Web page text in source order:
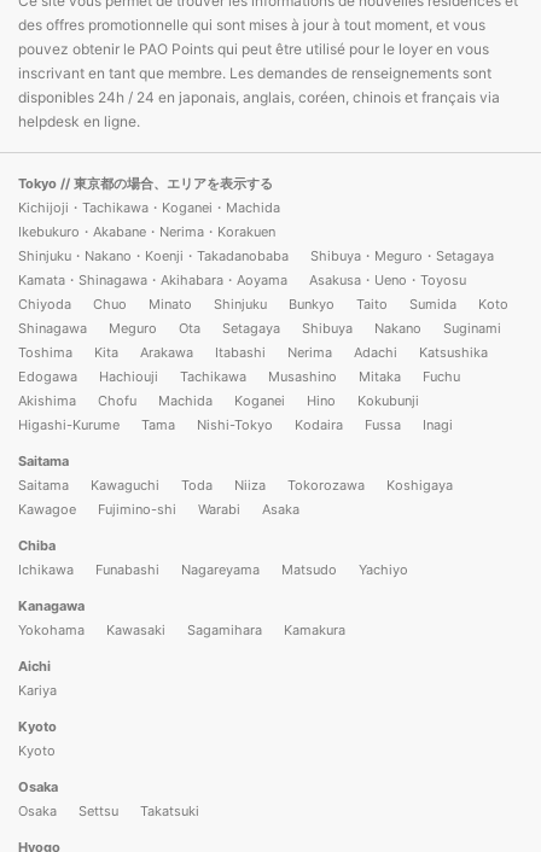
des offres promotionnelle qui sont mises à jour à tout moment, et vous
pouvez obtenir le PAO Points qui peut être utilisé pour le loyer en vous
inscrivant en tant que membre. Les demandes de renseignements sont
disponibles 24h / 24 en japonais, anglais, coréen, chinois et français via
helpdesk en ligne.
Tokyo // 東京都の場合、エリアを表示する
Kichijoji・Tachikawa・Koganei・Machida
Ikebukuro・Akabane・Nerima・Korakuen
Shinjuku・Nakano・Koenji・Takadanobaba
Shibuya・Meguro・Setagaya
Kamata・Shinagawa・Akihabara・Aoyama
Asakusa・Ueno・Toyosu
Chiyoda
Chuo Minato Shinjuku Bunkyo Taito Sumida
Koto
Shinagawa
Meguro Ota Setagaya Shibuya Nakano
Suginami
Toshima
Kita Arakawa Itabashi Nerima Adachi
Katsushika
Edogawa
Hachiouji Tachikawa Musashino Mitaka
Fuchu
Akishima
Chofu Machida Koganei Hino
Kokubunji
Higashi-Kurume
Tama Nishi-Tokyo Kodaira Fussa Inagi
Saitama
Saitama
Kawaguchi Toda Niiza Tokorozawa
Koshigaya
Kawagoe
Fujimino-shi Warabi Asaka
Chiba
Ichikawa
Funabashi Nagareyama Matsudo Yachiyo
Kanagawa
Yokohama
Kawasaki Sagamihara Kamakura
Aichi
Kariya
Kyoto
Kyoto
Osaka
Osaka
Settsu Takatsuki
Hyogo